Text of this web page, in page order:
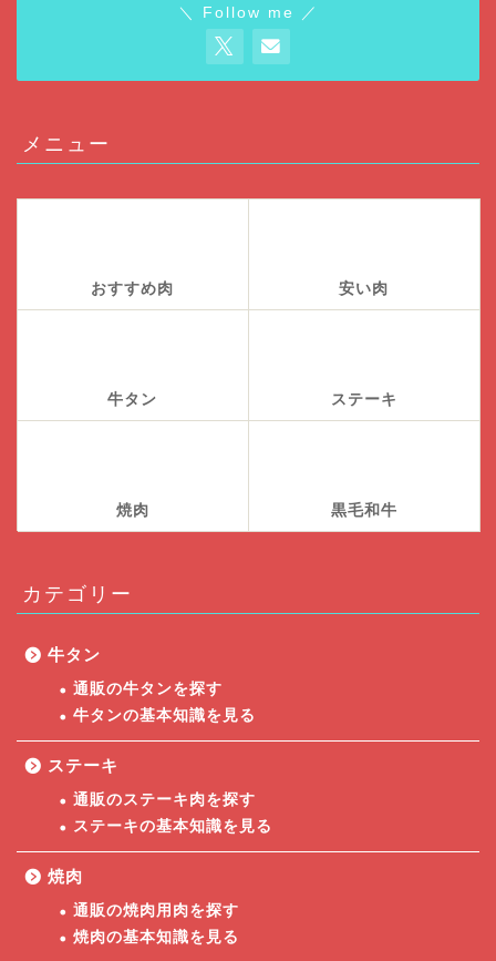
＼ Follow me ／
メニュー
おすすめ肉 安い肉
牛タン ステーキ
焼肉 黒毛和牛
カテゴリー
牛タン
通販の牛タンを探す
牛タンの基本知識を見る
ステーキ
通販のステーキ肉を探す
ステーキの基本知識を見る
焼肉
通販の焼肉用肉を探す
焼肉の基本知識を見る